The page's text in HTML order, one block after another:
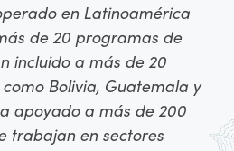
en Latinoamérica
de 20 programas de
incluido a más de 20
Bolivia, Guatemala y
apoyado a más de 200
trabajan en sectores